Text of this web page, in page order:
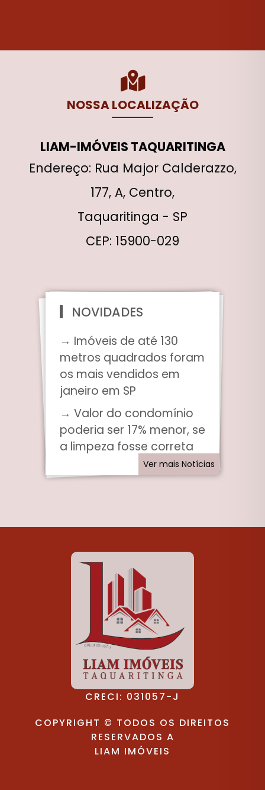
NOSSA LOCALIZAÇÃO
LIAM-IMÓVEIS TAQUARITINGA
Endereço: Rua Major Calderazzo,
177, A, Centro,
Taquaritinga - SP
CEP: 15900-029
NOVIDADES
→ Imóveis de até 130
metros quadrados foram
os mais vendidos em
janeiro em SP
→ Valor do condomínio
poderia ser 17% menor, se
a limpeza fosse correta
Ver mais Notícias
CRECI: 031057-J
COPYRIGHT © TODOS OS DIREITOS
RESERVADOS A
LIAM IMÓVEIS